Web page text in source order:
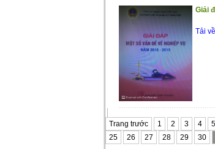
Giải
Tải
Trang trước 1 2 3 4 5
25
26 27 28 29 30